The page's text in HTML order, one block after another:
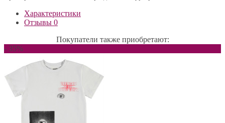
Характеристики
Отзывы 0
Покупатели также приобретают:
- 35%